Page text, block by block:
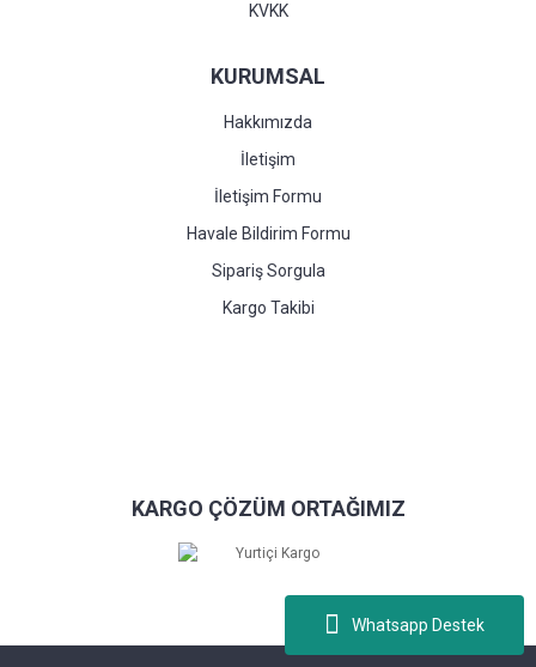
Whatsapp Destek
KVKK
KURUMSAL
Hakkımızda
İletişim
İletişim Formu
Havale Bildirim Formu
Sipariş Sorgula
Kargo Takibi
KARGO ÇÖZÜM ORTAĞIMIZ